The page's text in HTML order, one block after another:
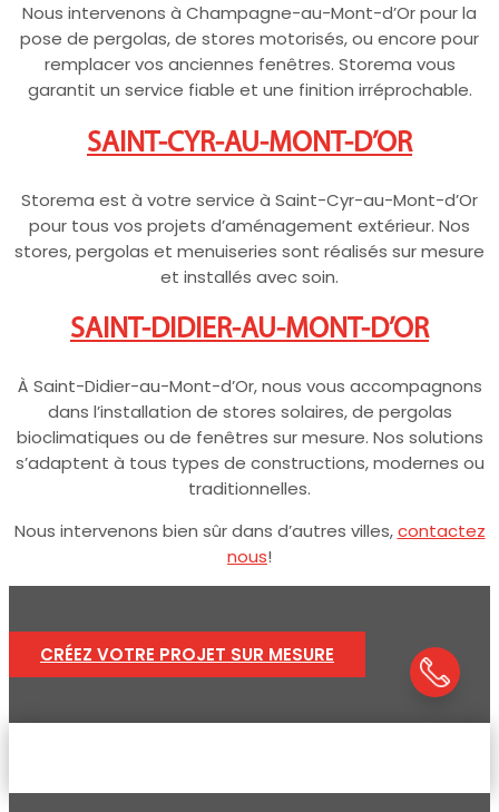
Nous intervenons à Champagne-au-Mont-d’Or pour la
pose de pergolas, de stores motorisés, ou encore pour
remplacer vos anciennes fenêtres. Storema vous
garantit un service fiable et une finition irréprochable.
SAINT-CYR-AU-MONT-D’OR
Storema est à votre service à Saint-Cyr-au-Mont-d’Or
pour tous vos projets d’aménagement extérieur. Nos
stores, pergolas et menuiseries sont réalisés sur mesure
et installés avec soin.
SAINT-DIDIER-AU-MONT-D’OR
À Saint-Didier-au-Mont-d’Or, nous vous accompagnons
dans l’installation de stores solaires, de pergolas
bioclimatiques ou de fenêtres sur mesure. Nos solutions
s’adaptent à tous types de constructions, modernes ou
traditionnelles.
Nous intervenons bien sûr dans d’autres villes,contactez
nous!
CRÉEZ VOTRE PROJET SUR MESURE